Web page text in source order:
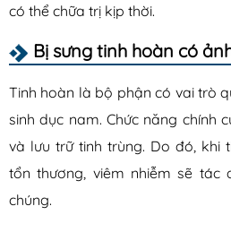
có thể chữa trị kịp thời.
Bị sưng tinh hoàn có
Tinh hoàn là bộ phận có vai trò
sinh dục nam. Chức năng chính
và lưu trữ tinh trùng. Do đó, khi
tổn thương, viêm nhiễm sẽ tác
chúng.